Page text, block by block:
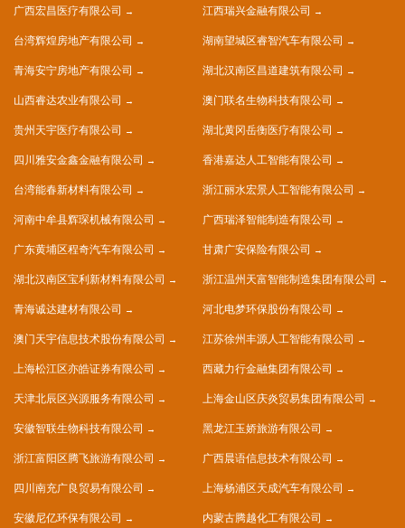
广西宏昌医疗有限公司 江西瑞兴金融有限公司
台湾辉煌房地产有限公司 湖南望城区睿智汽车有限公司
青海安宁房地产有限公司 湖北汉南区昌道建筑有限公司
山西睿达农业有限公司 澳门联名生物科技有限公司
贵州天宇医疗有限公司 湖北黄冈岳衡医疗有限公司
四川雅安金鑫金融有限公司 香港嘉达人工智能有限公司
台湾能春新材料有限公司 浙江丽水宏景人工智能有限公司
河南中牟县辉琛机械有限公司 广西瑞泽智能制造有限公司
广东黄埔区程奇汽车有限公司 甘肃广安保险有限公司
湖北汉南区宝利新材料有限公司 浙江温州天富智能制造集团有限公司
青海诚达建材有限公司 河北电梦环保股份有限公司
澳门天宇信息技术股份有限公司 江苏徐州丰源人工智能有限公司
上海松江区亦皓证券有限公司 西藏力行金融集团有限公司
天津北辰区兴源服务有限公司 上海金山区庆炎贸易集团有限公司
安徽智联生物科技有限公司 黑龙江玉娇旅游有限公司
浙江富阳区腾飞旅游有限公司 广西晨语信息技术有限公司
四川南充广良贸易有限公司 上海杨浦区天成汽车有限公司
安徽尼亿环保有限公司 内蒙古腾越化工有限公司